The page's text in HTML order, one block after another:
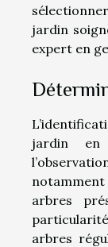
jardin
expert en
jardin en
arbres
arbres